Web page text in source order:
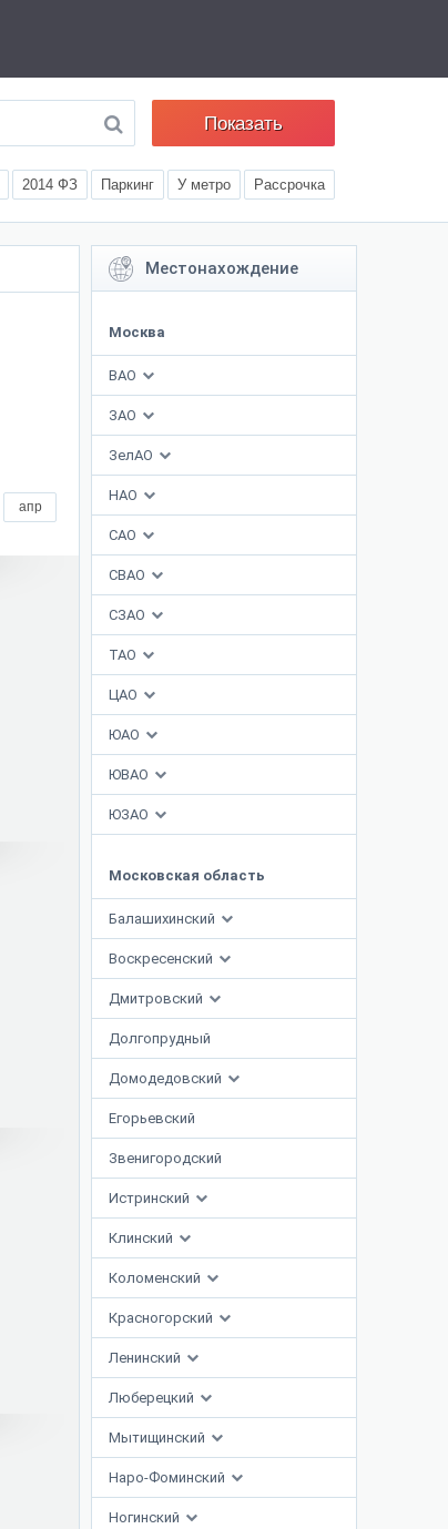
Показать
2014 ФЗ Паркинг У метро Рассрочка
Местонахождение
Москва
ВАО
ЗАО
ЗелАО
НАО
САО
СВАО
СЗАО
ТАО
ЦАО
ЮАО
ЮВАО
ЮЗАО
Московская область
Балашихинский
Воскресенский
Дмитровский
Долгопрудный
Домодедовский
Егорьевский
Звенигородский
Истринский
Клинский
Коломенский
Красногорский
Ленинский
Люберецкий
Мытищинский
Наро-Фоминский
Ногинский
апр